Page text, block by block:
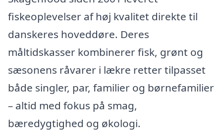
fiskeoplevelser af høj kvalitet direkte til
danskeres hoveddøre. Deres
måltidskasser kombinerer fisk, grønt og
sæsonens råvarer i lækre retter tilpasset
både singler, par, familier og børnefamilier
– altid med fokus på smag,
bæredygtighed og økologi.